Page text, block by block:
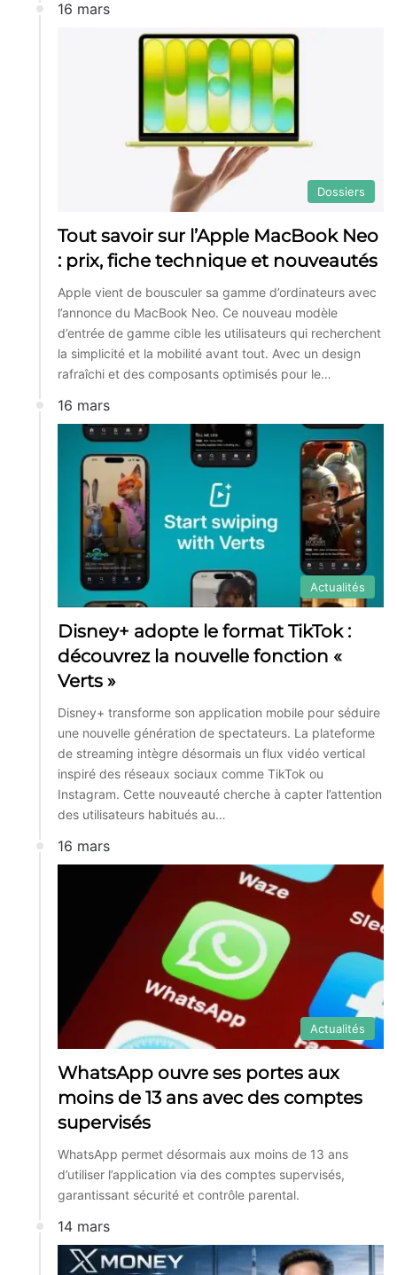
16 mars
Dossiers
Tout savoir sur l’Apple MacBook Neo
: prix, fiche technique et nouveautés
Apple vient de bousculer sa gamme d’ordinateurs avec
l’annonce du MacBook Neo. Ce nouveau modèle
d’entrée de gamme cible les utilisateurs qui recherchent
la simplicité et la mobilité avant tout. Avec un design
rafraîchi et des composants optimisés pour le…
16 mars
Actualités
Disney+ adopte le format TikTok :
découvrez la nouvelle fonction «
Verts »
Disney+ transforme son application mobile pour séduire
une nouvelle génération de spectateurs. La plateforme
de streaming intègre désormais un flux vidéo vertical
inspiré des réseaux sociaux comme TikTok ou
Instagram. Cette nouveauté cherche à capter l’attention
des utilisateurs habitués au…
16 mars
Actualités
WhatsApp ouvre ses portes aux
moins de 13 ans avec des comptes
supervisés
WhatsApp permet désormais aux moins de 13 ans
d’utiliser l’application via des comptes supervisés,
garantissant sécurité et contrôle parental.
14 mars